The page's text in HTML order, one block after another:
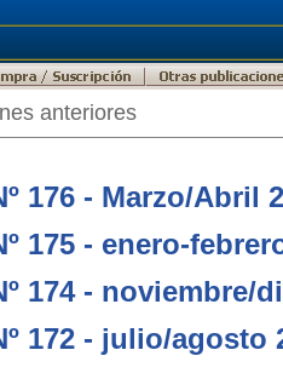
anteriores
176 - Marzo/Abril
175 - enero-
174 - noviembre/
172 - julio/agosto